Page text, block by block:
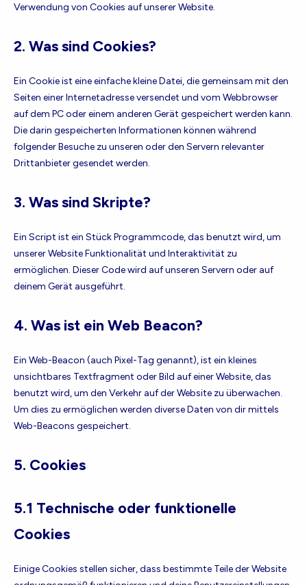
Verwendung von Cookies auf unserer Website.
2. Was sind Cookies?
Ein Cookie ist eine einfache kleine Datei, die gemeinsam mit den
Seiten einer Internetadresse versendet und vom Webbrowser
auf dem PC oder einem anderen Gerät gespeichert werden kann.
Die darin gespeicherten Informationen können während
folgender Besuche zu unseren oder den Servern relevanter
Drittanbieter gesendet werden.
3. Was sind Skripte?
Ein Script ist ein Stück Programmcode, das benutzt wird, um
unserer Website Funktionalität und Interaktivität zu
ermöglichen. Dieser Code wird auf unseren Servern oder auf
deinem Gerät ausgeführt.
4. Was ist ein Web Beacon?
Ein Web-Beacon (auch Pixel-Tag genannt), ist ein kleines
unsichtbares Textfragment oder Bild auf einer Website, das
benutzt wird, um den Verkehr auf der Website zu überwachen.
Um dies zu ermöglichen werden diverse Daten von dir mittels
Web-Beacons gespeichert.
5. Cookies
5.1 Technische oder funktionelle
Cookies
Einige Cookies stellen sicher, dass bestimmte Teile der Website